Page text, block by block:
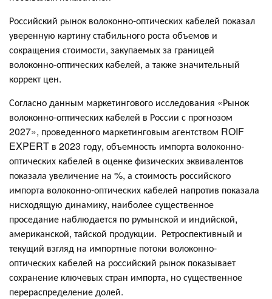
Российский рынок волоконно-оптических кабелей показал
уверенную картину стабильного роста объемов и
сокращения стоимости, закупаемых за границей
волоконно-оптических кабелей, а также значительный
коррект цен.
Согласно данным маркетингового исследования «Рынок
волоконно-оптических кабелей в России с прогнозом
2027», проведенного маркетинговым агентством ROIF
EXPERT в 2023 году, объемность импорта волоконно-
оптических кабелей в оценке физических эквивалентов
показала увеличение на %, а стоимость российского
импорта волоконно-оптических кабелей напротив показала
нисходящую динамику, наиболее существенное
проседание наблюдается по румынской и индийской,
американской, тайской продукции. Ретроспективный и
текущий взгляд на импортные потоки волоконно-
оптических кабелей на российский рынок показывает
сохранение ключевых стран импорта, но существенное
перераспределение долей.